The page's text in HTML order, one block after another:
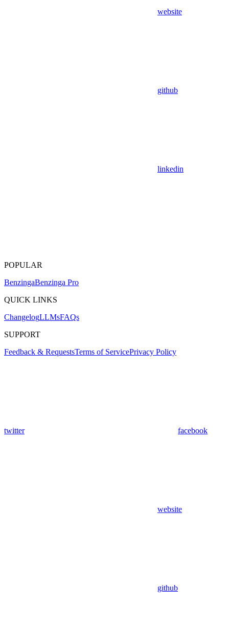
website
github
linkedin
POPULAR
BenzingaBenzinga Pro
QUICK LINKS
ChangelogLLMsFAQs
SUPPORT
Feedback & RequestsTerms of ServicePrivacy Policy
twitter facebook
website
github